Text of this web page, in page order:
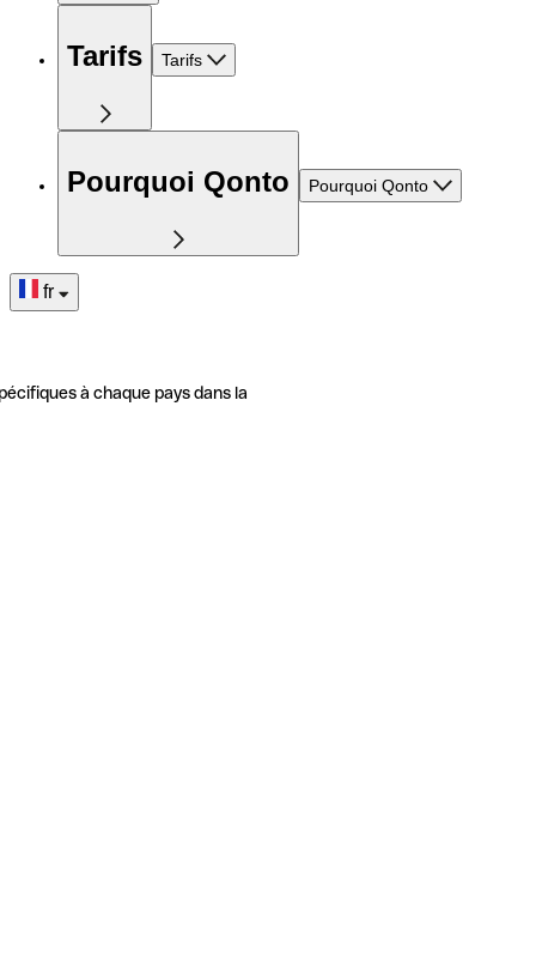
Tarifs Tarifs
Pourquoi Qonto Pourquoi Qonto
fr
à chaque pays dans la